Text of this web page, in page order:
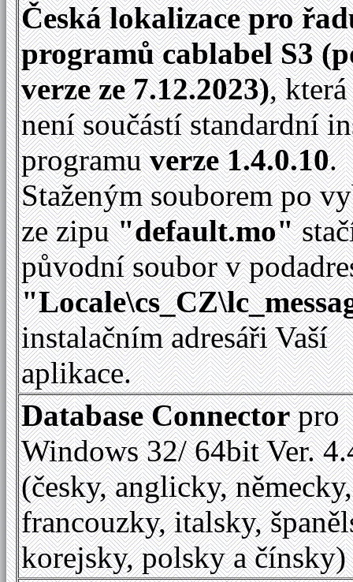
Česká lokalizace pro
programů cablabel S3
verze ze 7.12.2023),
není součástí standardní
programuverze 1.4.0.10.
Staženým souborem po
ze zipu"default.mo"
původní soubor v
instalačním adresáři Vaší
aplikace.
Database Connectorpro
Windows 32/ 64bit Ver.
(česky, anglicky, německy,
francouzky, italsky,
korejsky, polsky a čínsky)